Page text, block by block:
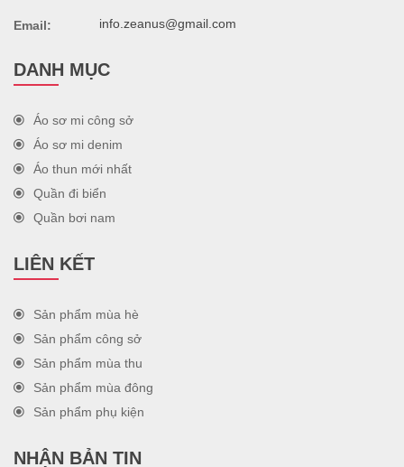
Email: info.zeanus@gmail.com
DANH MỤC
Áo sơ mi công sở
Áo sơ mi denim
Áo thun mới nhất
Quần đi biển
Quần bơi nam
LIÊN KẾT
Sản phẩm mùa hè
Sản phẩm công sở
Sản phẩm mùa thu
Sản phẩm mùa đông
Sản phẩm phụ kiện
NHẬN BẢN TIN